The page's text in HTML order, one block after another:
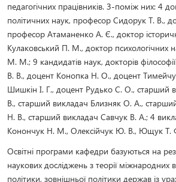
педагогічних працівників. З-поміж них: 4
політичних наук, професор Сидорук Т. В.,
професор Атаманенко А. Є., доктор
Кулаковський П. М., доктор психологічних
М. М.; 9 кандидатів наук, докторів
В. В., доцент Конопка Н. О., доцент
Шишкін І. Г., доцент Рудько С. О., старший
В., старший викладач Близняк О. А.,
Н. В., старший викладач Савчук В. А.; 4
Конончук Н. М., Олексійчук Ю. В., Ющук Т.
Освітні програми кафедри базуються на
наукових досліджень з теорії міжнародних
політики, зовнішньої політики держав із